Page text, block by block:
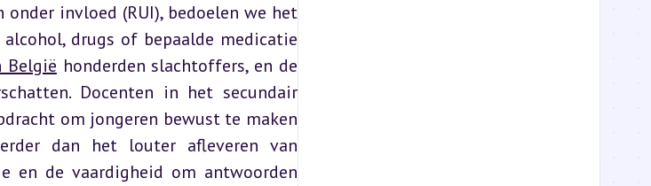
invloed (RUI), bedoelen we het
drugs of bepaalde medicatie
België honderden slachtoffers, en de
Docenten in het secundair
om jongeren bewust te maken
dan het louter afleveren van
en de vaardigheid om antwoorden